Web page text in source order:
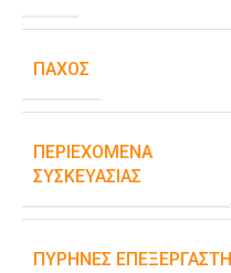
ΠΆΧΟΣ
ΠΕΡΙΕΧΌΜΕΝΑ
ΣΥΣΚΕΥΑΣΊΑΣ
ΠΥΡΉΝΕΣ ΕΠΕΞΕΡΓΑΣΤΉ